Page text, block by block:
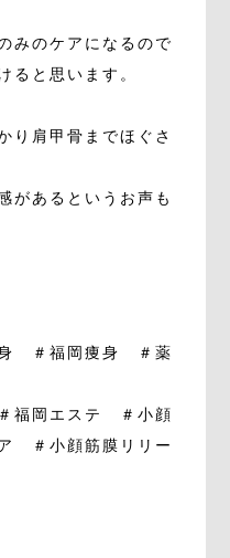
みのケアになるので
ると思います。
り肩甲骨までほぐさ
があるというお声も
＃福岡痩身 ＃薬
福岡エステ ＃小顔
＃小顔筋膜リリー